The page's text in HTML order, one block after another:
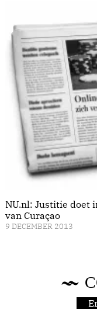
NU.nl: Justitie doet
van Curaçao
9 DECEMBER 2013